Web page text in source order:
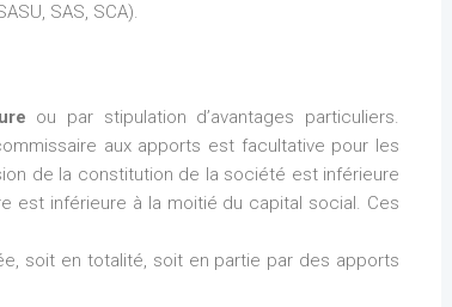
SAS, SCA).
ou par stipulation d’avantages particuliers.
aux apports est facultative pour les
de la constitution de la société est inférieure
est inférieure à la moitié du capital social. Ces
soit en totalité, soit en partie par des apports